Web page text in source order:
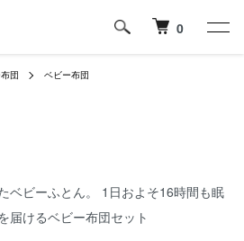
0
団 ベビー布団
ベビーふとん。 1日およそ16時間も眠
届けるベビー布団セット